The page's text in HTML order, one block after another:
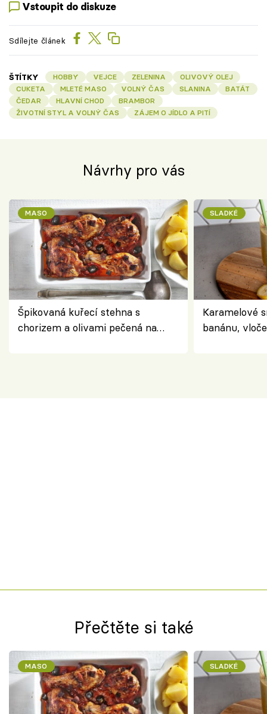
Vstoupit do diskuze
Sdílejte článek
ŠTÍTKY HOBBY VEJCE ZELENINA
OLIVOVÝ OLEJ
CUKETA
MLETÉ MASO VOLNÝ ČAS SLANINA
BATÁT
ČEDAR
HLAVNÍ CHOD
BRAMBOR
ŽIVOTNÍ STYL A VOLNÝ ČAS
ZÁJEM O JÍDLO A PITÍ
Návrhy pro vás
MASO
Špikovaná kuřecí stehna s
chorizem a olivami pečená na
SLADKÉ
Karamelové
banánu,
Přečtěte si také
MASO SLADKÉ